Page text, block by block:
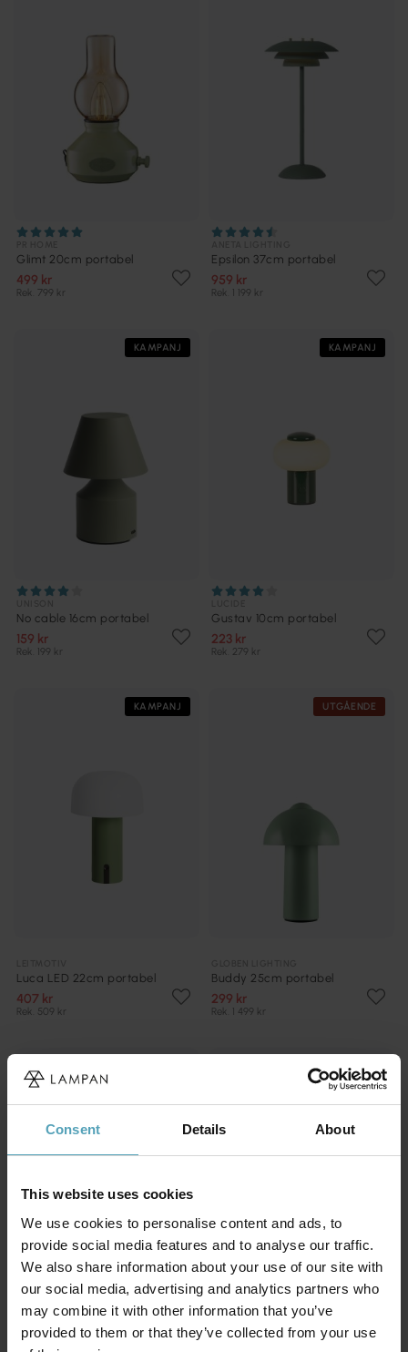
Consent Details About
This website uses cookies
We use cookies to personalise content and ads, to
provide social media features and to analyse our traffic.
We also share information about your use of our site with
our social media, advertising and analytics partners who
may combine it with other information that you’ve
provided to them or that they’ve collected from your use
Glimt 20cm portabel
499 kr
Rek. 799 kr
Epsilon 37cm portabel
959 kr
Rek. 1 199 kr
KAMPANJ
No cable 16cm portabel
159 kr
Rek. 199 kr
KAMPANJ
Gustav 10cm portabel
223 kr
Rek. 279 kr
KAMPANJ
Luca LED 22cm portabel
407 kr
Rek. 509 kr
UTGÅENDE
Buddy 25cm portabel
299 kr
Rek. 1 499 kr
Hygge 20cm portabel
PRISMATCH
Hygge 25cm portabel